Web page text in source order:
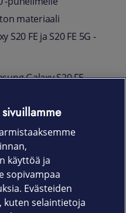
materiaali
S20 FE ja S20 FE 5G -
Galaxy S20 FE -
Liukumattoman
huomattavasti
käyttöä ja
sopivampaa
Evästeiden
kuten selaintietoja